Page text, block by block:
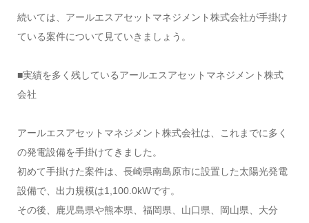
続いては、アールエスアセットマネジメント株式会社が手掛け
ている案件について見ていきましょう。
■実績を多く残しているアールエスアセットマネジメント株式
会社
アールエスアセットマネジメント株式会社は、これまでに多く
の発電設備を手掛けてきました。
初めて手掛けた案件は、長崎県南島原市に設置した太陽光発電
設備で、出力規模は1,100.0kWです。
その後、鹿児島県や熊本県、福岡県、山口県、岡山県、大分